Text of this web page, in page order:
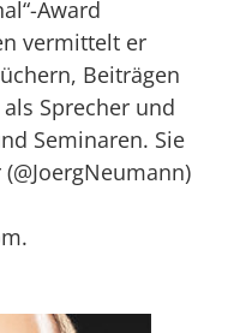
Award
vermittelt er
Beiträgen
Sprecher und
Seminaren. Sie